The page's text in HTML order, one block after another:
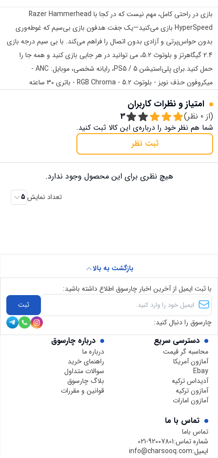
بازی در راحتی کامل، مهم نیست که در کجا با Razer Hammerhead
HyperSpeed ​​بازی می‌کنید—یک جفت هدفون بازی بی‌سیم که غوطه‌وری
بدون حواس‌پرتی و آزادی بدون اتصال را فراهم می‌کند. با بی سیم درجه بازی
2.4 گیگاهرتز و بلوتوث 5.2، می توانید در هر جایی بازی کنید و همه جا را
حمل کنید.برای پلی‌استیشن 5 / PS5، رایانه شخصی، موبایل: ANC -
میکروفون حذف نویز - بلوتوث 5.2 - RGB Chroma - باتری 30 ساعته
امتیاز و نظرات کاربران
(از 0 نظر) 3
شما هم نظر خود را درباره‌ی این کالا ثبت کنید.
ثبت نظر
هیچ نظری برای این محصول وجود ندارد.
تعداد نمایش 5
دسترسی سریع
محاسبه گر قیمت
آمازون آمریکا
Ebay
آدیداس ترکیه
آمازون ترکیه
آمازون امارات
درباره چارسوق
درباره ما
راهنمای خرید
سوالات متداول
بلاگ چارسوق
قوانین و مقررات
تماس با ما
تماس باما
شماره تماس:021-92007801
ایمیل:info@charsooq.com
بازگشت به بالا
با ثبت ایمیل از آخرین اخبار چارسوق اطلاع داشته باشید:
ثبت
چارسوق را دنبال کنید: